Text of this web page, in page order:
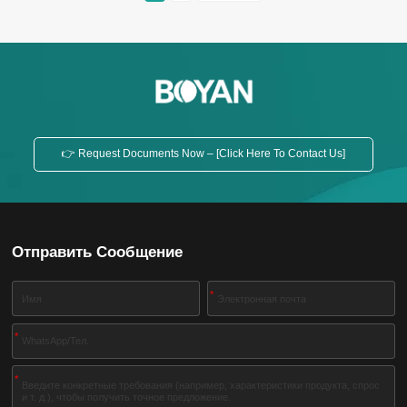
обработанная модифицированным полиэстером,
эффектом. Параметр производительности Класс
👉 Request Documents Now – [Click Here To Contact Us]
Отправить Сообщение
*
*
*